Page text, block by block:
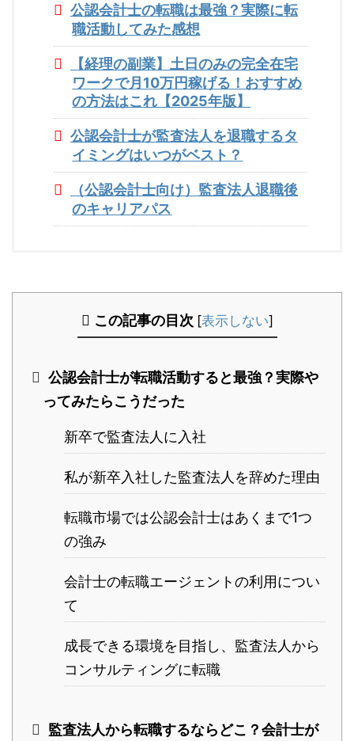
公認会計士の転職は最強？実際に転
職活動してみた感想
【経理の副業】土日のみの完全在宅
ワークで月10万円稼げる！おすすめ
の方法はこれ【2025年版】
公認会計士が監査法人を退職するタ
イミングはいつがベスト？
（公認会計士向け）監査法人退職後
のキャリアパス
この記事の目次 [表示しない]
公認会計士が転職活動すると最強？実際や
ってみたらこうだった
新卒で監査法人に入社
私が新卒入社した監査法人を辞めた理由
転職市場では公認会計士はあくまで1つ
の強み
会計士の転職エージェントの利用につい
て
成長できる環境を目指し、監査法人から
コンサルティングに転職
監査法人から転職するならどこ？会計士が